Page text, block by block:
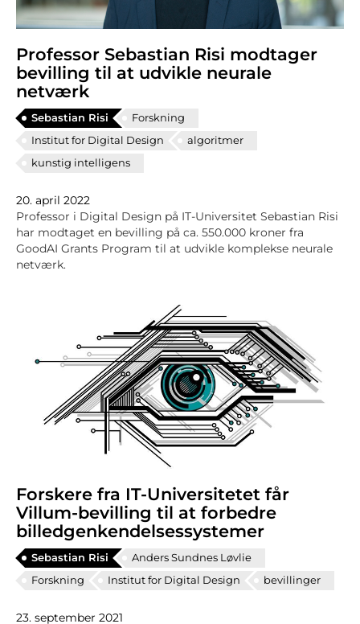
Professor Sebastian Risi modtager
bevilling til at udvikle neurale
netværk
Sebastian Risi
Forskning
Institut for Digital Design
algoritmer
kunstig intelligens
20. april 2022
Professor i Digital Design på IT-Universitet Sebastian Risi
har modtaget en bevilling på ca. 550.000 kroner fra
GoodAI Grants Program til at udvikle komplekse neurale
netværk.
Forskere fra IT-Universitetet får
Villum-bevilling til at forbedre
billedgenkendelsessystemer
Sebastian Risi
Anders Sundnes Løvlie
Forskning
Institut for Digital Design bevillinger
23. september 2021